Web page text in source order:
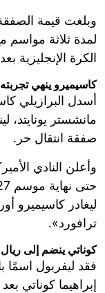
لمدة ثلاثة مواسم
الكرة الإنجليزية
كاسيميرو ينهي تجربته
أسدل البرازيلي
مانشستر يونايتد،
صفقة انتقال حر.
وأعلن النادي
ليغادر كاسيميرو
ترافورد».
كوناتي ينضم إلى
فقد ليفربول اسمًا
إبراهيما كوناتي